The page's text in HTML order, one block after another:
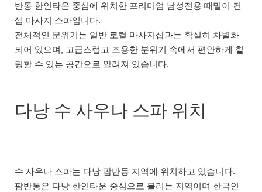
반동 한인타운 중심에 위치한 프리미엄 남성전용 때밀이 컨
셉 마사지 스파입니다.
전체적인 분위기는 일반 로컬 마사지샵과는 확실히 차별화
되어 있으며, 고급스럽고 조용한 분위기 속에서 편안하게 힐
링할 수 있는 공간으로 알려져 있습니다.
다낭 수 사우나 스파 위치
수 사우나 스파는 다낭 팜반동 지역에 위치하고 있습니다.
팜반동은 다낭 한인타운 중심으로 불리는 지역이며 한국인